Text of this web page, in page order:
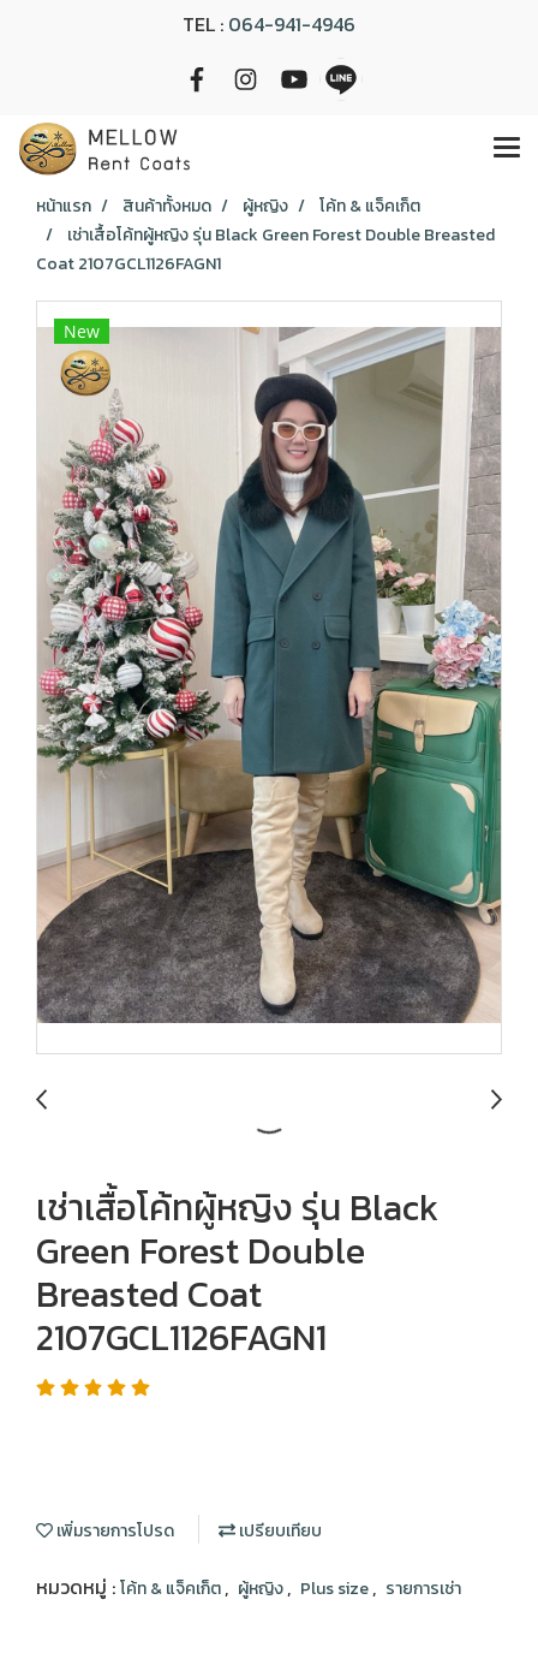
TEL : 064-941-4946
หน้าแรก สินค้าทั้งหมด ผู้หญิง
โค้ท & แจ็คเก็ต
เช่าเสื้อโค้ทผู้หญิง รุ่น Black Green Forest Double Breasted
Coat 2107GCL1126FAGN1
New
เช่าเสื้อโค้ทผู้หญิง รุ่น Black
Green Forest Double
Breasted Coat
2107GCL1126FAGN1
เพิ่มรายการโปรด เปรียบเทียบ
หมวดหมู่ :โค้ท & แจ็คเก็ต, ผู้หญิง, Plus size, รายการเช่า